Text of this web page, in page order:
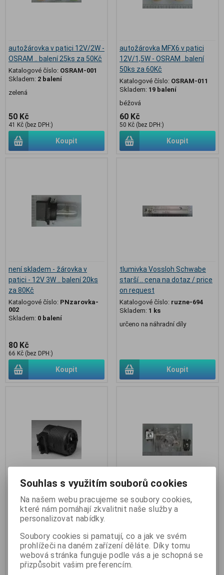
autožárovka v patici 12V/2W -
OSRAM .. balení 25ks za 50Kč
Katalogové číslo: OSRAM-001
Skladem: 2 balení
zelená
50 Kč
41 Kč (bez DPH:)
Koupit
autožárovka MFX6 v patici
12V/1,5W - OSRAM ..balení
50ks za 60Kč
Katalogové číslo: OSRAM-011
Skladem: 19 balení
béžová
60 Kč
50 Kč (bez DPH:)
Koupit
není skladem - žárovka v
patici - 12V 3W .. balení 20ks
za 80Kč
Katalogové číslo: PNzarovka-
002
Skladem: 0 balení
80 Kč
66 Kč (bez DPH:)
Koupit
tlumivka Vossloh Schwabe
starší .. cena na dotaz / price
on request
Katalogové číslo: ruzne-694
Skladem: 1 ks
určeno na náhradní díly
Koupit
objímka G23 - 1854-67000
DESKO , 2A, 250V, T140
Katalogové číslo:1854-67000
nepoužité
45 Kč
37 Kč (bez DPH:)
objímka T6 BA9s 24V 2W
Katalogové číslo:T6BA9s
T6-BA9s T6OC
35 Kč
29 Kč (bez DPH:)
Souhlas s využitím souborů cookies
Na našem webu pracujeme se soubory cookies,
které nám pomáhají zkvalitnit naše služby a
personalizovat nabídky.
Soubory cookies si pamatují, co a jak ve svém
prohlížeči na daném zařízení děláte. Díky tomu
webová stránka funguje podle vás a je schopná se
přizpůsobit vašim preferencím.